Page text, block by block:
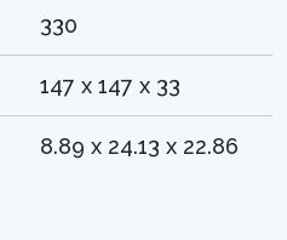
330
147 x 147 x 33
8.89 x 24.13 x 22.86